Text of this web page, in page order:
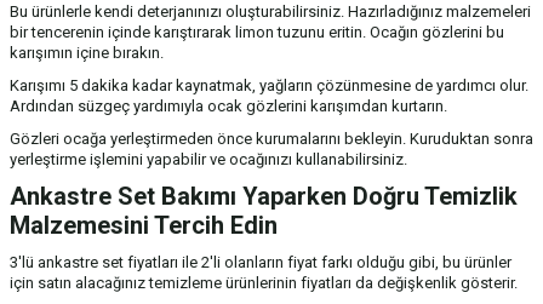
Bu ürünlerle kendi deterjanınızı oluşturabilirsiniz. Hazırladığınız malzemeleri
bir tencerenin içinde karıştırarak limon tuzunu eritin. Ocağın gözlerini bu
karışımın içine bırakın.
Karışımı 5 dakika kadar kaynatmak, yağların çözünmesine de yardımcı olur.
Ardından süzgeç yardımıyla ocak gözlerini karışımdan kurtarın.
Gözleri ocağa yerleştirmeden önce kurumalarını bekleyin. Kuruduktan sonra
yerleştirme işlemini yapabilir ve ocağınızı kullanabilirsiniz.
Ankastre Set Bakımı Yaparken Doğru Temizlik
Malzemesini Tercih Edin
3'lü ankastre set fiyatları ile 2'li olanların fiyat farkı olduğu gibi, bu ürünler
için satın alacağınız temizleme ürünlerinin fiyatları da değişkenlik gösterir.